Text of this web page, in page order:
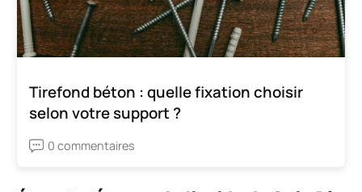
Tirefond béton : quelle fixation choisir
selon votre support ?
0 commentaires